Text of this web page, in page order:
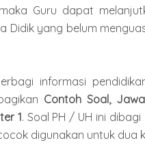
Guru dapat
Didik yang belum
informasi
Contoh Soal,
1. Soal PH / UH ini
digunakan untuk dua